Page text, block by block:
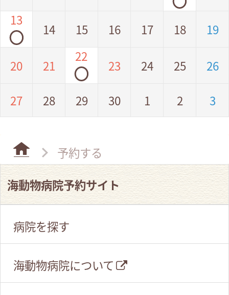
13
◯ 14 15 16 17 18 19
20 21
22
◯ 23 24 25 26
27 28 29 30 1 2 3
予約する
海動物病院予約サイト
病院を探す
海動物病院について